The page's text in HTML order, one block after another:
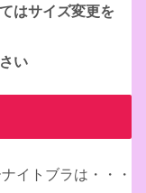
はサイズ変更を
い
イトブラは・・・